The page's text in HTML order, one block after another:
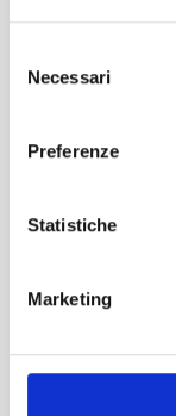
delNecessari
Preferenze
Statistiche
Marketing
SP6M
optional,